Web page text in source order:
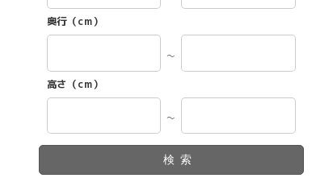
奥行（cm）
～
高さ（cm）
～
検索